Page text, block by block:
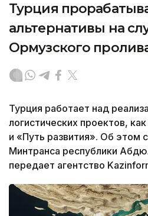
Турция
альтернативы на
Ормузского
Турция работает над
логистических проектов,
и «Путь развития». Об этом
Минтранса республики
передает агентство